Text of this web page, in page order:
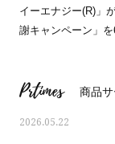
イーエナジー(R)」
謝キャンペーン」
Prtimes 商品
2026.05.22